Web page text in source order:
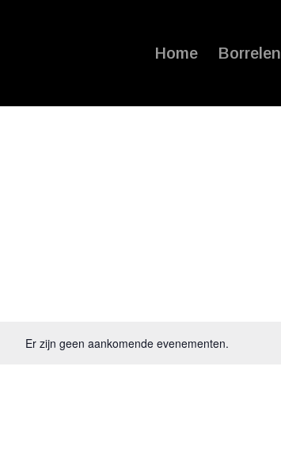
Home Borrelen
Er zijn geen aankomende evenementen.